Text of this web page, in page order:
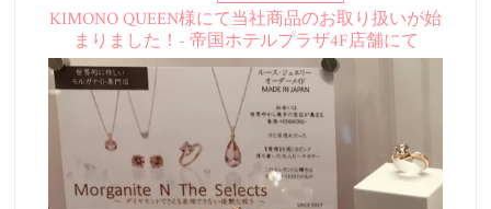
KIMONO QUEEN様にて当社商品のお取り扱いが始
まりました！- 帝国ホテルプラザ4F店舗にて